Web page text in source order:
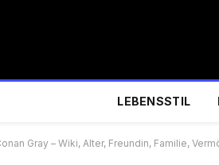
LEBENSSTIL
Gray – Wiki, Alter, Freundin, Familie,